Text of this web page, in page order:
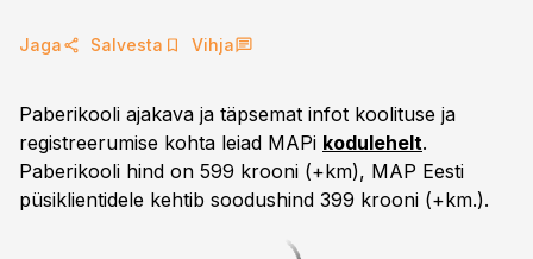
Jaga Salvesta Vihja
Paberikooli ajakava ja täpsemat infot koolituse ja
registreerumise kohta leiad MAPi kodulehelt.
Paberikooli hind on 599 krooni (+km), MAP Eesti
püsiklientidele kehtib soodushind 399 krooni (+km.).